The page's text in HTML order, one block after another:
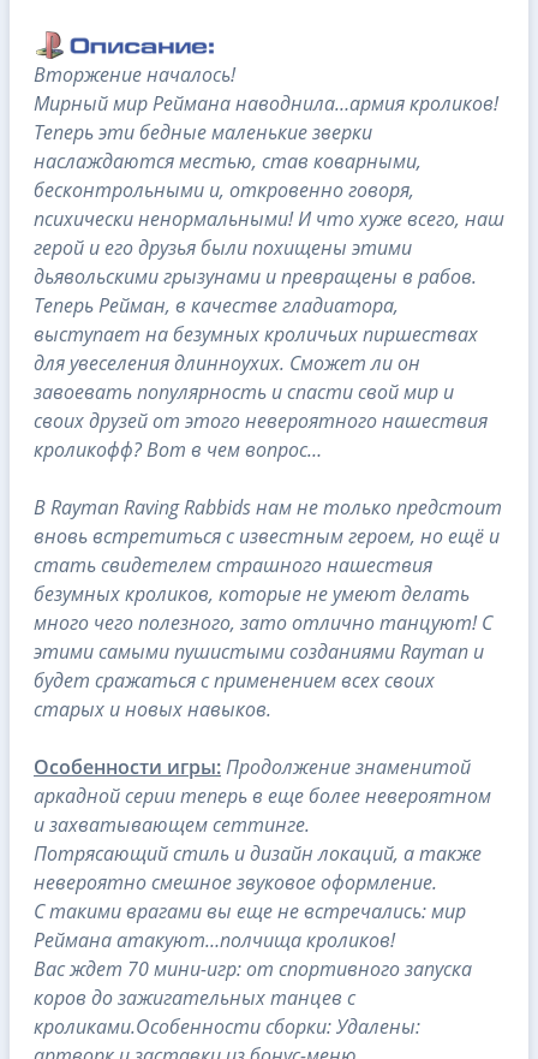
Вторжение началось!
Мирный мир Реймана наводнила…армия кроликов!
Теперь эти бедные маленькие зверки
наслаждаются местью, став коварными,
бесконтрольными и, откровенно говоря,
психически ненормальными! И что хуже всего, наш
герой и его друзья были похищены этими
дьявольскими грызунами и превращены в рабов.
Теперь Рейман, в качестве гладиатора,
выступает на безумных кроличьих пиршествах
для увеселения длинноухих. Сможет ли он
завоевать популярность и спасти свой мир и
своих друзей от этого невероятного нашествия
кроликофф? Вот в чем вопрос…
В Rayman Raving Rabbids нам не только предстоит
вновь встретиться с известным героем, но ещё и
стать свидетелем страшного нашествия
безумных кроликов, которые не умеют делать
много чего полезного, зато отлично танцуют! С
этими самыми пушистыми созданиями Rayman и
будет сражаться с применением всех своих
старых и новых навыков.
Особенности игры:Продолжение знаменитой
аркадной серии теперь в еще более невероятном
и захватывающем сеттинге.
Потрясающий стиль и дизайн локаций, а также
невероятно смешное звуковое оформление.
С такими врагами вы еще не встречались: мир
Реймана атакуют…полчища кроликов!
Вас ждет 70 мини-игр: от спортивного запуска
коров до зажигательных танцев с
кроликами.Особенности сборки: Удалены: